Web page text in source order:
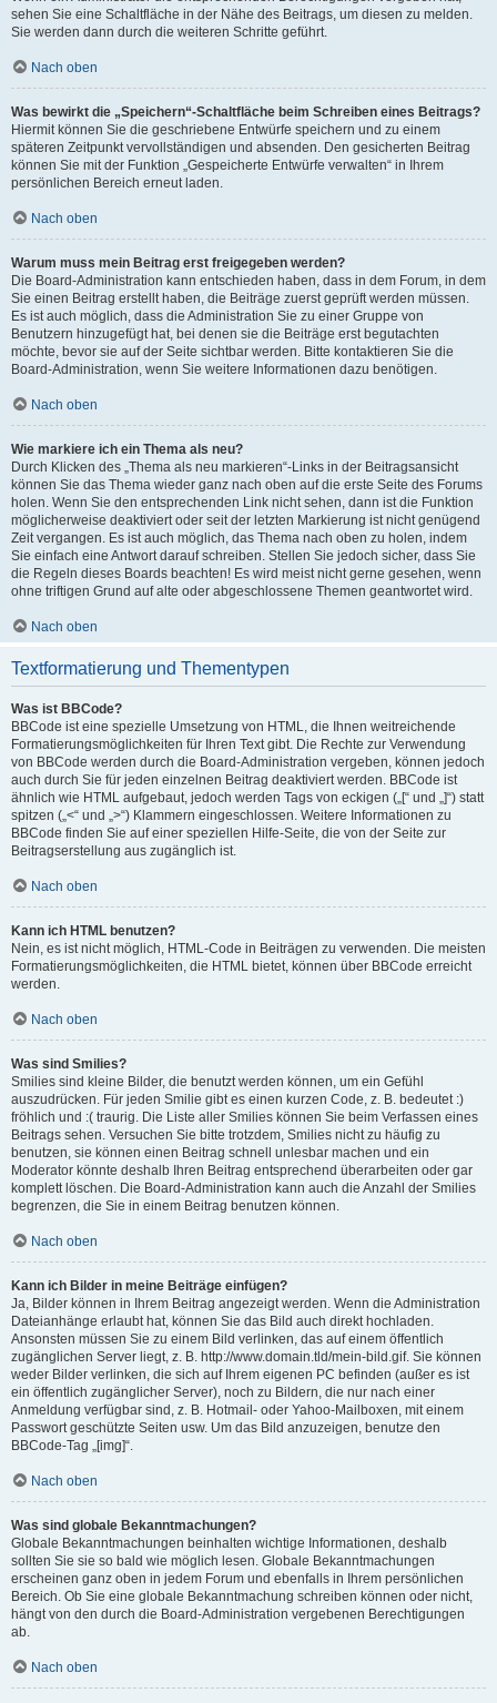
sehen Sie eine Schaltfläche in der Nähe des Beitrags, um diesen zu melden.
Sie werden dann durch die weiteren Schritte geführt.
Nach oben
Was bewirkt die „Speichern“-Schaltfläche beim Schreiben eines Beitrags?
Hiermit können Sie die geschriebene Entwürfe speichern und zu einem
späteren Zeitpunkt vervollständigen und absenden. Den gesicherten Beitrag
können Sie mit der Funktion „Gespeicherte Entwürfe verwalten“ in Ihrem
persönlichen Bereich erneut laden.
Nach oben
Warum muss mein Beitrag erst freigegeben werden?
Die Board-Administration kann entschieden haben, dass in dem Forum, in dem
Sie einen Beitrag erstellt haben, die Beiträge zuerst geprüft werden müssen.
Es ist auch möglich, dass die Administration Sie zu einer Gruppe von
Benutzern hinzugefügt hat, bei denen sie die Beiträge erst begutachten
möchte, bevor sie auf der Seite sichtbar werden. Bitte kontaktieren Sie die
Board-Administration, wenn Sie weitere Informationen dazu benötigen.
Nach oben
Wie markiere ich ein Thema als neu?
Durch Klicken des „Thema als neu markieren“-Links in der Beitragsansicht
können Sie das Thema wieder ganz nach oben auf die erste Seite des Forums
holen. Wenn Sie den entsprechenden Link nicht sehen, dann ist die Funktion
möglicherweise deaktiviert oder seit der letzten Markierung ist nicht genügend
Zeit vergangen. Es ist auch möglich, das Thema nach oben zu holen, indem
Sie einfach eine Antwort darauf schreiben. Stellen Sie jedoch sicher, dass Sie
die Regeln dieses Boards beachten! Es wird meist nicht gerne gesehen, wenn
ohne triftigen Grund auf alte oder abgeschlossene Themen geantwortet wird.
Nach oben
Textformatierung und Thementypen
Was ist BBCode?
BBCode ist eine spezielle Umsetzung von HTML, die Ihnen weitreichende
Formatierungsmöglichkeiten für Ihren Text gibt. Die Rechte zur Verwendung
von BBCode werden durch die Board-Administration vergeben, können jedoch
auch durch Sie für jeden einzelnen Beitrag deaktiviert werden. BBCode ist
ähnlich wie HTML aufgebaut, jedoch werden Tags von eckigen („[“ und „]“) statt
spitzen („<“ und „>“) Klammern eingeschlossen. Weitere Informationen zu
BBCode finden Sie auf einer speziellen Hilfe-Seite, die von der Seite zur
Beitragserstellung aus zugänglich ist.
Nach oben
Kann ich HTML benutzen?
Nein, es ist nicht möglich, HTML-Code in Beiträgen zu verwenden. Die meisten
Formatierungsmöglichkeiten, die HTML bietet, können über BBCode erreicht
werden.
Nach oben
Was sind Smilies?
Smilies sind kleine Bilder, die benutzt werden können, um ein Gefühl
auszudrücken. Für jeden Smilie gibt es einen kurzen Code, z. B. bedeutet :)
fröhlich und :( traurig. Die Liste aller Smilies können Sie beim Verfassen eines
Beitrags sehen. Versuchen Sie bitte trotzdem, Smilies nicht zu häufig zu
benutzen, sie können einen Beitrag schnell unlesbar machen und ein
Moderator könnte deshalb Ihren Beitrag entsprechend überarbeiten oder gar
komplett löschen. Die Board-Administration kann auch die Anzahl der Smilies
begrenzen, die Sie in einem Beitrag benutzen können.
Nach oben
Kann ich Bilder in meine Beiträge einfügen?
Ja, Bilder können in Ihrem Beitrag angezeigt werden. Wenn die Administration
Dateianhänge erlaubt hat, können Sie das Bild auch direkt hochladen.
Ansonsten müssen Sie zu einem Bild verlinken, das auf einem öffentlich
zugänglichen Server liegt, z. B. http://www.domain.tld/mein-bild.gif. Sie können
weder Bilder verlinken, die sich auf Ihrem eigenen PC befinden (außer es ist
ein öffentlich zugänglicher Server), noch zu Bildern, die nur nach einer
Anmeldung verfügbar sind, z. B. Hotmail- oder Yahoo-Mailboxen, mit einem
Passwort geschützte Seiten usw. Um das Bild anzuzeigen, benutze den
BBCode-Tag „[img]“.
Nach oben
Was sind globale Bekanntmachungen?
Globale Bekanntmachungen beinhalten wichtige Informationen, deshalb
sollten Sie sie so bald wie möglich lesen. Globale Bekanntmachungen
erscheinen ganz oben in jedem Forum und ebenfalls in Ihrem persönlichen
Bereich. Ob Sie eine globale Bekanntmachung schreiben können oder nicht,
hängt von den durch die Board-Administration vergebenen Berechtigungen
ab.
Nach oben